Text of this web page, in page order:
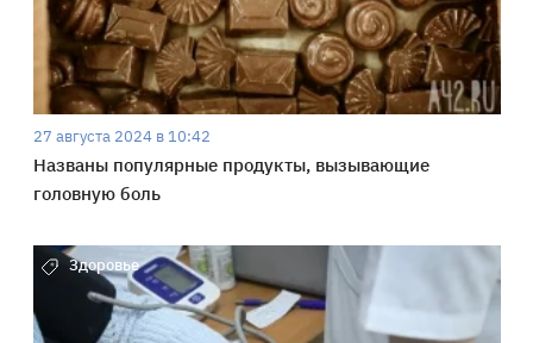
27 августа 2024 в 10:42
Названы популярные продукты, вызывающие
головную боль
Здоровье